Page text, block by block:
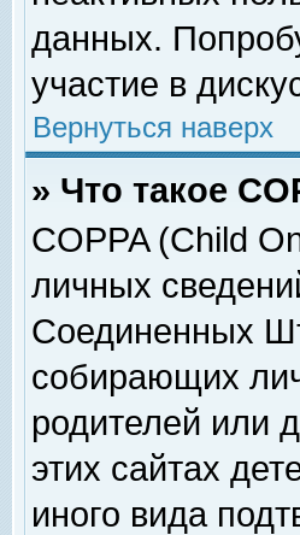
данных.
участие в
Вернуться наверх
» Что такое
COPPA (Child
личных
Соединенных
собирающих
родителей или
этих сайтах
иного вида